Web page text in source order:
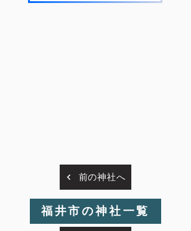
前の神社へ
福井市の神社一覧